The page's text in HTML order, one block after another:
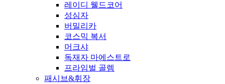
레이디 웰드코어
성심자
버밀리카
코스믹 복서
머크샤
독재자 마에스트로
프라임벌 골렘
패시브&휘장